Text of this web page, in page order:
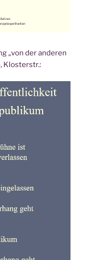
„von der anderen
Klosterstr.: